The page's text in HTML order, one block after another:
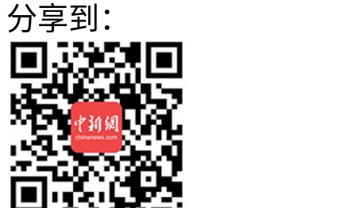
分享到：